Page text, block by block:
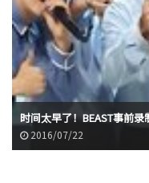
时间太早了！BEAST事前
2016/07/22